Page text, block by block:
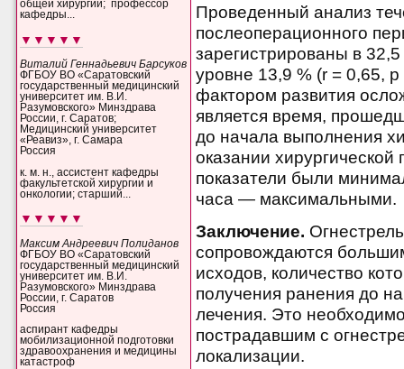
общей хирургии; профессор
кафедры...
▼▼▼▼▼
Виталий Геннадьевич Барсуков
ФГБОУ ВО «Саратовский
государственный медицинский
университет им. В.И.
Разумовского» Минздрава
России, г. Саратов;
Медицинский университет
«Реавиз», г. Самара
Россия
к. м. н., ассистент кафедры
факультетской хирургии и
онкологии; старший...
▼▼▼▼▼
Максим Андреевич Полиданов
ФГБОУ ВО «Саратовский
государственный медицинский
университет им. В.И.
Разумовского» Минздрава
России, г. Саратов
Россия
аспирант кафедры
мобилизационной подготовки
здравоохранения и медицины
катастроф
Проведенный анализ
послеоперационного
зарегистрированы в
уровне 13,9 % (r = 0,65,
фактором развития
является время,
до начала выполнения
оказании
показатели были
часа — максимальными.
Заключение.
сопровождаются
исходов, количество
получения ранения до
лечения. Это
пострадавшим с
локализации.